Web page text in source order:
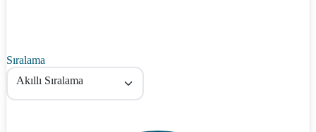
Sıralama
Akıllı Sıralama